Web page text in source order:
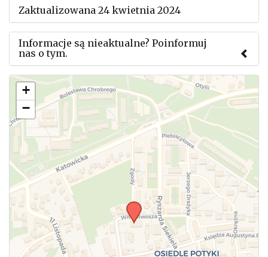
Zaktualizowana 24 kwietnia 2024
Informacje są nieaktualne? Poinformuj
nas o tym.
Użyj tego formularza aby przesłać informację o
zmianach w powyższym mityngu.
+
−